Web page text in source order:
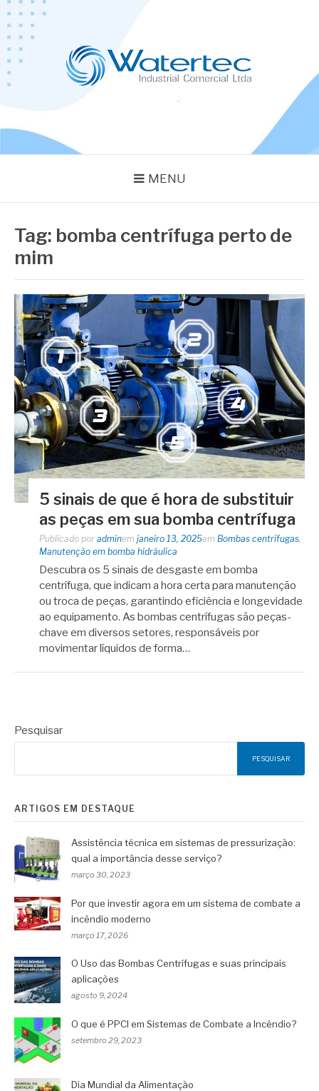
Pular
para
conteúdo
MENU
Tag: bomba centrífuga perto de
mim
5 sinais de que é hora de substituir
as peças em sua bomba centrífuga
Publicado por adminem janeiro 13, 2025em Bombas centrífugas
Manutenção em bomba hidráulica
Descubra os 5 sinais de desgaste em bomba
centrífuga, que indicam a hora certa para manutenção
ou troca de peças, garantindo eficiência e longevidade
ao equipamento. As bombas centrífugas são peças-
chave em diversos setores, responsáveis por
movimentar líquidos de forma…
Pesquisar
PESQUISAR
ARTIGOS EM DESTAQUE
Assistência técnica em sistemas de pressurização:
qual a importância desse serviço?
março 30, 2023
Por que investir agora em um sistema de combate a
incêndio moderno
março 17, 2026
O Uso das Bombas Centrífugas e suas principais
aplicações
agosto 9, 2024
O que é PPCI em Sistemas de Combate a Incêndio?
setembro 29, 2023
Dia Mundial da Alimentação